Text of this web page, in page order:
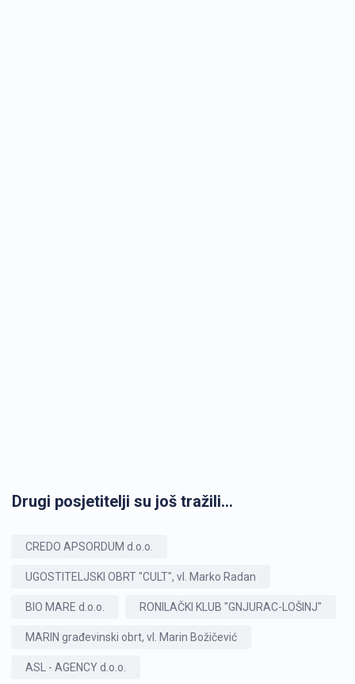
Drugi posjetitelji su još tražili...
CREDO APSORDUM d.o.o.
UGOSTITELJSKI OBRT "CULT", vl. Marko Radan
BIO MARE d.o.o. RONILAČKI KLUB "GNJURAC-LOŠINJ"
MARIN građevinski obrt, vl. Marin Božičević
ASL - AGENCY d.o.o.